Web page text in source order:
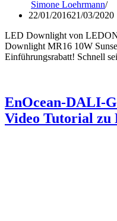
Simone Loehrmann
22/01/201621/03/2020
LED Downlight von
Downlight MR16 10W
Einführungsrabatt! Schnell
EnOcean-DALI-
Video Tutorial zu